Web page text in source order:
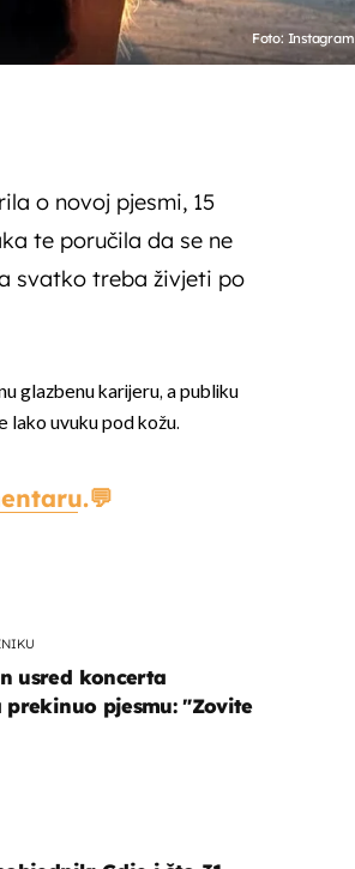
Foto: Instagram
o novoj pjesmi, 15
te poručila da se ne
svatko treba živjeti po
glazbenu karijeru, a publiku
lako uvuku pod kožu.
usred koncerta
prekinuo pjesmu: "Zovite